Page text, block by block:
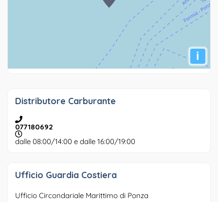
i
Distributore Carburante
077180692
dalle 08:00/14:00 e dalle 16:00/19:00
Ufficio Guardia Costiera
Ufficio Circondariale Marittimo di Ponza